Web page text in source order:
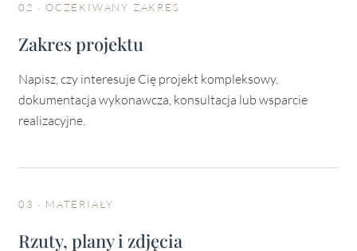
02 · OCZEKIWANY ZAKRES
Zakres projektu
Napisz, czy interesuje Cię projekt kompleksowy,
dokumentacja wykonawcza, konsultacja lub wsparcie
realizacyjne.
03 · MATERIAŁY
Rzuty, plany i zdjęcia